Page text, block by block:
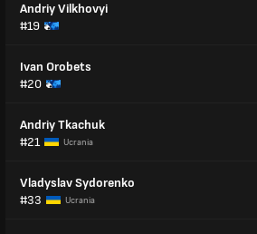
Andriy Vilkhovyi
#19
Ivan Orobets
#20
Andriy Tkachuk
#21
Ucrania
Vladyslav Sydorenko
#33
Ucrania